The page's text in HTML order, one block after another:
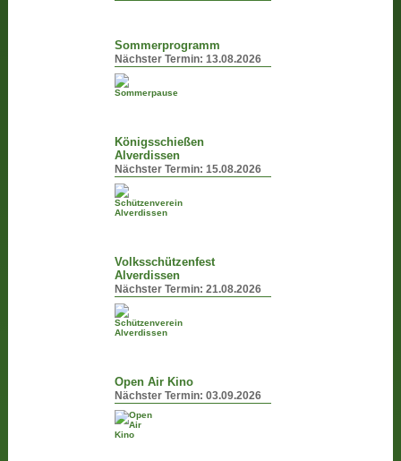
Sommerprogramm
Nächster Termin:13.08.2026
Königsschießen
Alverdissen
Nächster Termin:15.08.2026
Volksschützenfest
Alverdissen
Nächster Termin:21.08.2026
Open Air Kino
Nächster Termin:03.09.2026